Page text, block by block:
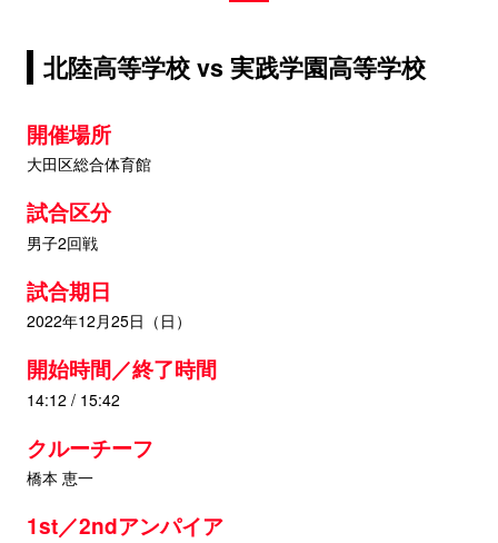
北陸高等学校 vs 実践学園高等学校
開催場所
大田区総合体育館
試合区分
男子2回戦
試合期日
2022年12月25日（日）
開始時間／終了時間
14:12 / 15:42
クルーチーフ
橋本 恵一
1st／2ndアンパイア